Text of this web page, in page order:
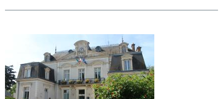
FILTRER EFFACER